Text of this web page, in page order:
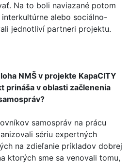
Na to boli naviazané potom
alebo sociálno-
jednotliví partneri projektu.
NMŠ v projekte KapaCITY
prináša v oblasti začlenenia
samospráv na prácu
sériu expertných
na zdieľanie príkladov dobrej
ktorých sme sa venovali tomu,